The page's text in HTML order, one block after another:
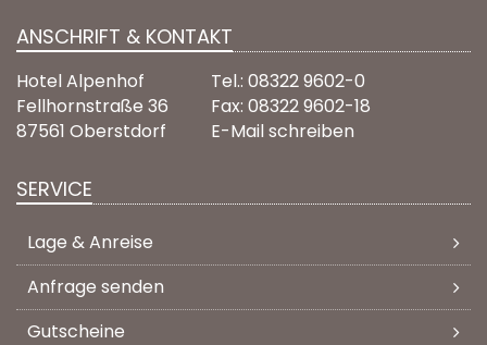
ANSCHRIFT & KONTAKT
Hotel Alpenhof
Fellhornstraße 36
87561 Oberstdorf
Tel.: 08322 9602-0
Fax: 08322 9602-18
E-Mail schreiben
SERVICE
Lage & Anreise
Anfrage senden
Gutscheine